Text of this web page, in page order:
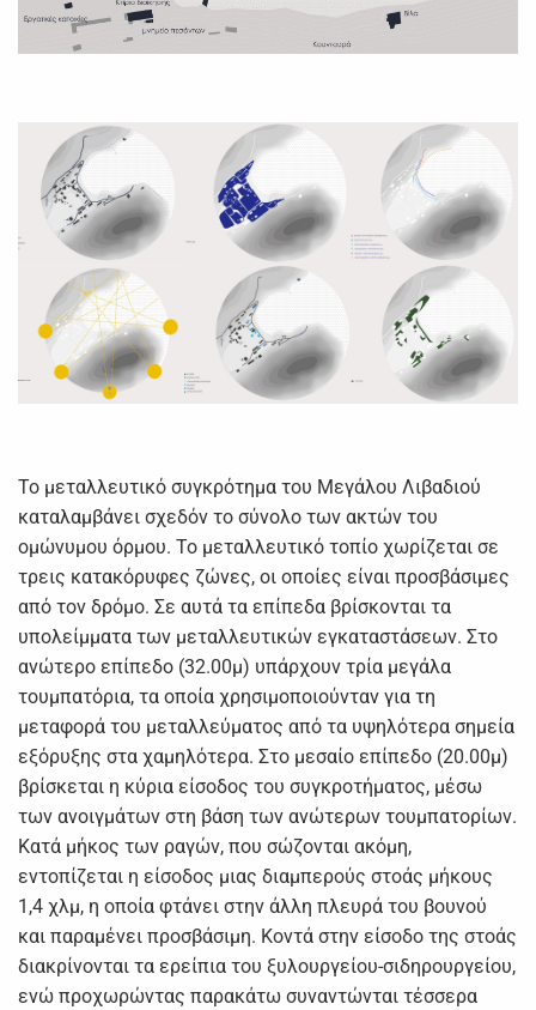
Το μεταλλευτικό συγκρότημα του Μεγάλου Λιβαδιού
καταλαμβάνει σχεδόν το σύνολο των ακτών του
ομώνυμου όρμου. Το μεταλλευτικό τοπίο χωρίζεται σε
τρεις κατακόρυφες ζώνες, οι οποίες είναι προσβάσιμες
από τον δρόμο. Σε αυτά τα επίπεδα βρίσκονται τα
υπολείμματα των μεταλλευτικών εγκαταστάσεων. Στο
ανώτερο επίπεδο (32.00μ) υπάρχουν τρία μεγάλα
τουμπατόρια, τα οποία χρησιμοποιούνταν για τη
μεταφορά του μεταλλεύματος από τα υψηλότερα σημεία
εξόρυξης στα χαμηλότερα. Στο μεσαίο επίπεδο (20.00μ)
βρίσκεται η κύρια είσοδος του συγκροτήματος, μέσω
των ανοιγμάτων στη βάση των ανώτερων τουμπατορίων.
Κατά μήκος των ραγών, που σώζονται ακόμη,
εντοπίζεται η είσοδος μιας διαμπερούς στοάς μήκους
1,4 χλμ, η οποία φτάνει στην άλλη πλευρά του βουνού
και παραμένει προσβάσιμη. Κοντά στην είσοδο της στοάς
διακρίνονται τα ερείπια του ξυλουργείου-σιδηρουργείου,
ενώ προχωρώντας παρακάτω συναντώνται τέσσερα